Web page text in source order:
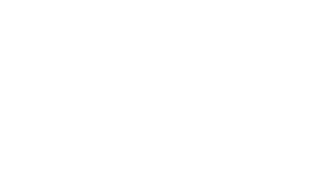
Sign up here to receive